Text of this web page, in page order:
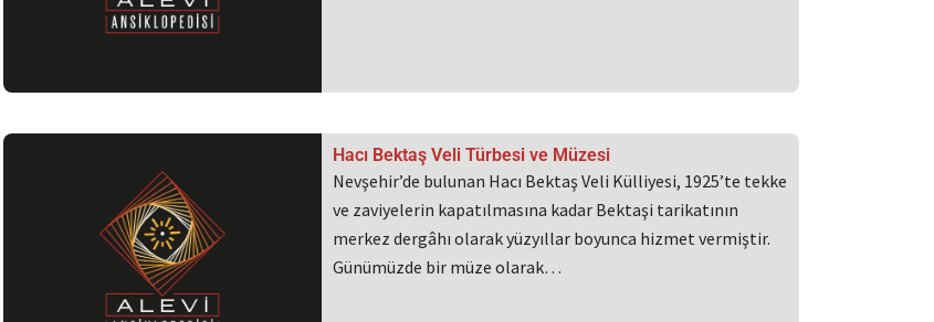
Hacı Bektaş Veli Türbesi ve Müzesi
Nevşehir’de bulunan Hacı Bektaş Veli Külliyesi, 1925’te tekke
ve zaviyelerin kapatılmasına kadar Bektaşi tarikatının
merkez dergâhı olarak yüzyıllar boyunca hizmet vermiştir.
Günümüzde bir müze olarak…